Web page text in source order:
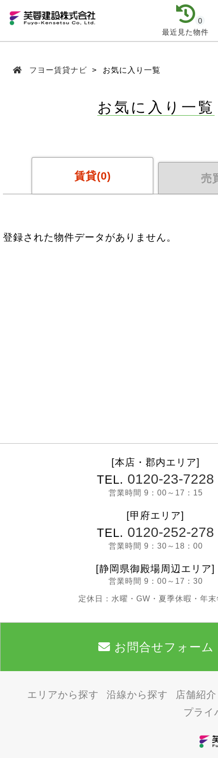
最近見た物件
0
フヨー賃貸ナビ お気に入り一覧
お気に入り一覧
賃貸(0) 売
登録された物件データがありません。
[本店・郡内エリア]
TEL. 0120-23-7228
営業時間 9：00～17：15
[甲府エリア]
TEL. 0120-252-278
営業時間 9：30～18：00
[静岡県御殿場周辺エリア]
営業時間 9：00～17：30
定休日：水曜・GW・夏季休暇・年末
お問合せフォーム
エリアから探す 沿線から探す
店舗紹介
プライ